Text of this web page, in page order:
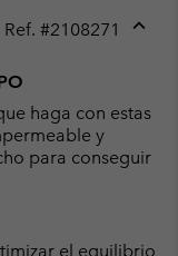
Ref. #2108271
haga con estas
y
para conseguir
el equilibrio